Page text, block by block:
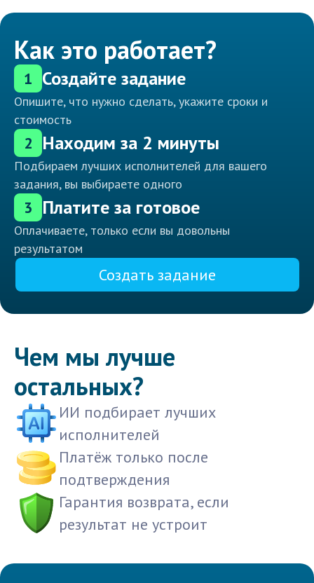
Как это работает?
1 Создайте задание
Опишите, что нужно сделать, укажите сроки и
стоимость
2 Находим за 2 минуты
Подбираем лучших исполнителей для вашего
задания, вы выбираете одного
3 Платите за готовое
Оплачиваете, только если вы довольны
результатом
Создать задание
Чем мы лучше
остальных?
ИИ подбирает лучших
исполнителей
Платёж только после
подтверждения
Гарантия возврата, если
результат не устроит